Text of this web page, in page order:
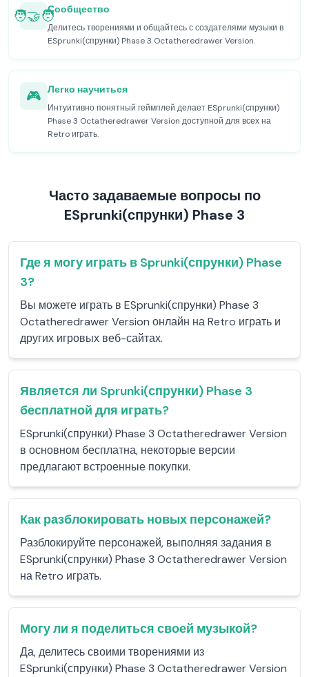
🧑‍🤝‍🧑Сообщество
Делитесь творениями и общайтесь с создателями музыки в
ESprunki(спрунки) Phase 3 Octatheredrawer Version.
🎮 Легко научиться
Интуитивно понятный геймплей делает ESprunki(спрунки)
Phase 3 Octatheredrawer Version доступной для всех на
Retro играть.
Часто задаваемые вопросы по
ESprunki(спрунки) Phase 3
Где я могу играть в Sprunki(спрунки) Phase
3?
Вы можете играть в ESprunki(спрунки) Phase 3
Octatheredrawer Version онлайн на Retro играть и
других игровых веб-сайтах.
Является ли Sprunki(спрунки) Phase 3
бесплатной для играть?
ESprunki(спрунки) Phase 3 Octatheredrawer Version
в основном бесплатна, некоторые версии
предлагают встроенные покупки.
Как разблокировать новых персонажей?
Разблокируйте персонажей, выполняя задания в
ESprunki(спрунки) Phase 3 Octatheredrawer Version
на Retro играть.
Могу ли я поделиться своей музыкой?
Да, делитесь своими творениями из
ESprunki(спрунки) Phase 3 Octatheredrawer Version